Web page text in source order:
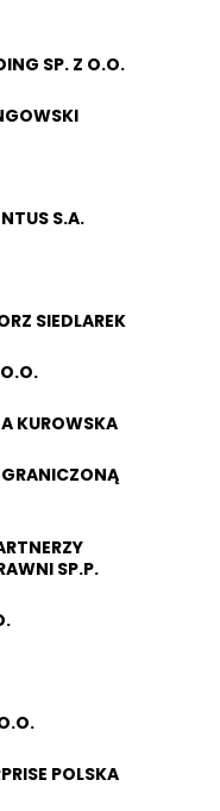
SP. Z O.O.
S.A.
SIEDLAREK
KUROWSKA
SP.P.
POLSKA